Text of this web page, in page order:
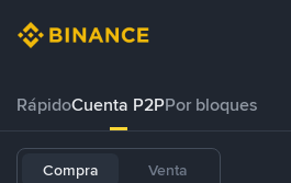
RápidoCuenta P2PPor bloques
Compra Venta